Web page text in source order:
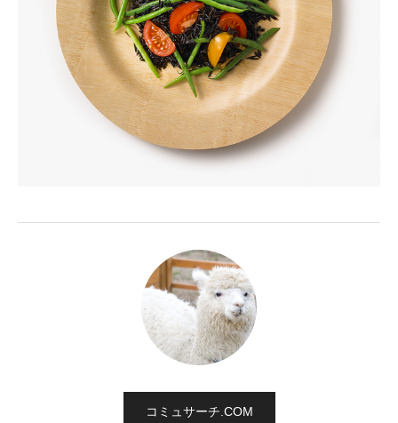
コミュサーチ.COM